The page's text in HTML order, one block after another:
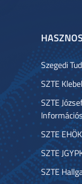
Szegedi
SZTE
SZTE
SZTE EHÖK
SZTE
SZTE